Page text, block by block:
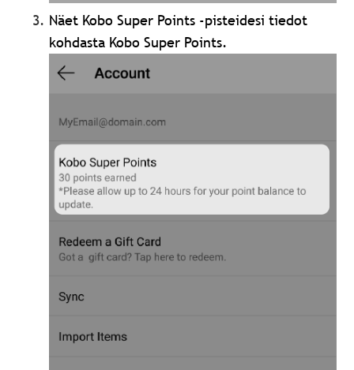
Näet Kobo Super Points -pisteidesi tiedot
kohdasta Kobo Super Points.